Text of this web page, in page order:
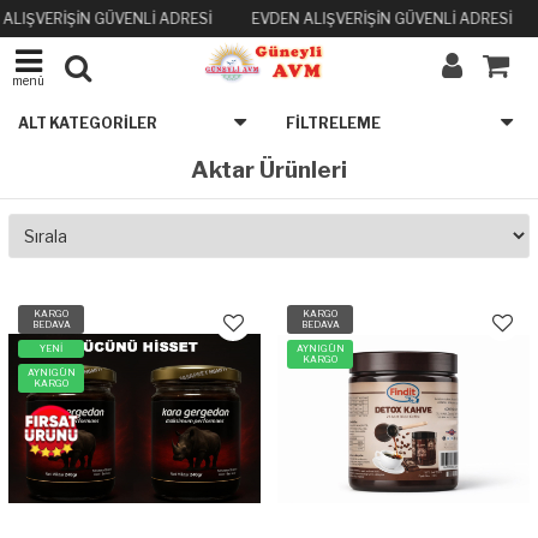
GÜVENLİ ADRESİ EVDEN ALIŞVERİŞİN GÜVENLİ ADRESİ
menü
ALT KATEGORILER FILTRELEME
Aktar Ürünleri
KARGO
BEDAVA
YENİ
AYNIGÜN
KARGO
KARGO
BEDAVA
AYNIGÜN
KARGO